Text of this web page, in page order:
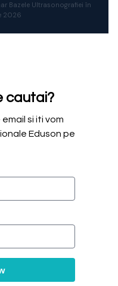
Bazele Ultrasonografiei în
2026
cautai?
si iti vom
Eduson pe